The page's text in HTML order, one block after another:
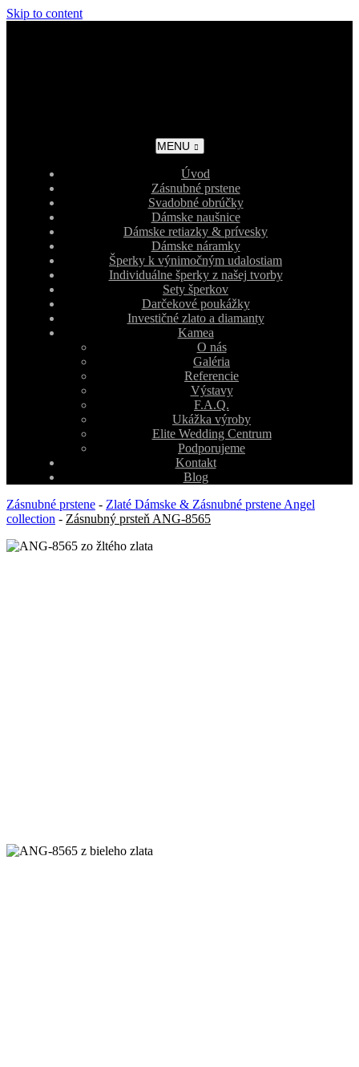
Skip to content
MENU
Úvod
Zásnubné prstene
Svadobné obrúčky
Dámske naušnice
Dámske retiazky & prívesky
Dámske náramky
Šperky k výnimočným udalostiam
Individuálne šperky z našej tvorby
Sety šperkov
Darčekové poukážky
Investičné zlato a diamanty
Kamea
O nás
Galéria
Referencie
Výstavy
F.A.Q.
Ukážka výroby
Elite Wedding Centrum
Podporujeme
Kontakt
Blog
Zásnubné prstene - Zlaté Dámske & Zásnubné prstene Angel
collection - Zásnubný prsteň ANG-8565